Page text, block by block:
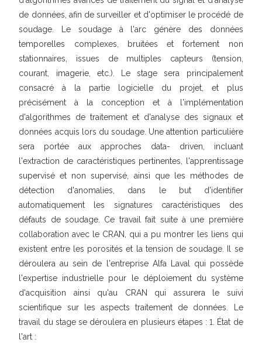
de données, afin de surveiller et d'optimiser le procédé de
soudage. Le soudage à l'arc génère des données
temporelles complexes, bruitées et fortement non
stationnaires, issues de multiples capteurs (tension,
courant, imagerie, etc.). Le stage sera principalement
consacré à la partie logicielle du projet, et plus
précisément à la conception et à l'implémentation
d'algorithmes de traitement et d'analyse des signaux et
données acquis lors du soudage. Une attention particulière
sera portée aux approches data- driven, incluant
l'extraction de caractéristiques pertinentes, l'apprentissage
supervisé et non supervisé, ainsi que les méthodes de
détection d'anomalies, dans le but d'identifier
automatiquement les signatures caractéristiques des
défauts de soudage. Ce travail fait suite à une première
collaboration avec le CRAN, qui a pu montrer les liens qui
existent entre les porosités et la tension de soudage. Il se
déroulera au sein de l'entreprise Alfa Laval qui possède
l'expertise industrielle pour le déploiement du système
d'acquisition ainsi qu'au CRAN qui assurera le suivi
scientifique sur les aspects traitement de données. Le
travail du stage se déroulera en plusieurs étapes : 1. État de
l'art :